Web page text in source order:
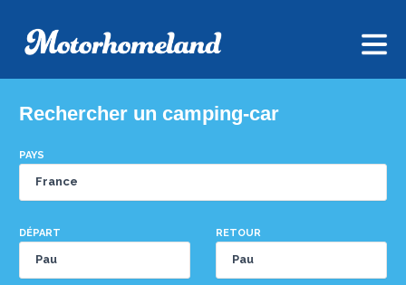
Rechercher un camping-car
PAYS
DÉPART RETOUR